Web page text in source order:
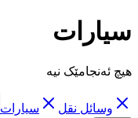
سيارات
هیچ ئەنجامێک نیە
وسائل نقل سيارات